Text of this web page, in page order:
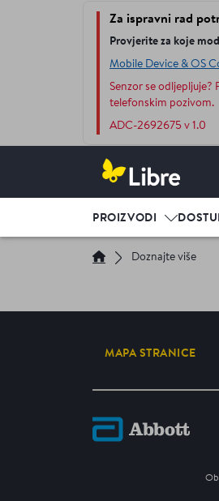
Za ispravni rad
Provjerite za koje
Mobile Device & OS
Senzor se odljepljuje?
telefonskim pozivom.
ADC-2692675 v 1.0
PROIZVODI
Doznajte više
MAPA STRANICE